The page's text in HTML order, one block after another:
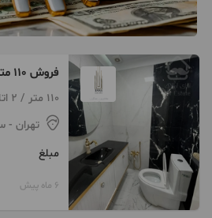
فروش 110 متری سبلان
110 متر / 2 اتاق / ساخت 1403
تهران -
مبلغ
6 ماه پیش